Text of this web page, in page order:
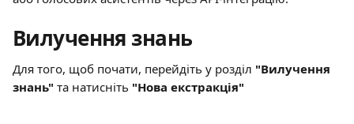
Вилучення знань
Для того, щоб почати, перейдіть у розділ "Вилучення
знань" та натисніть "Нова екстракція"